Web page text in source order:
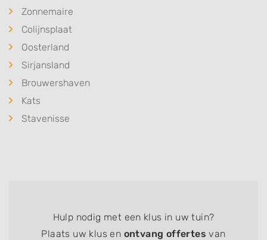
Zonnemaire
Colijnsplaat
Oosterland
Sirjansland
Brouwershaven
Kats
Stavenisse
Hulp nodig met een klus in uw tuin?
Plaats uw klus en ontvang offertes van